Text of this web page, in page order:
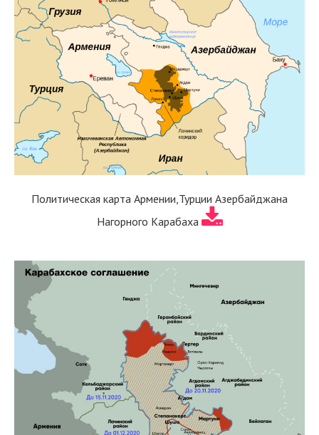
Политическая карта Армении,Турции Азербайджана
Нагорного Карабаха